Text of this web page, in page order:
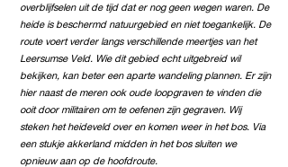
overblijfselen uit de tijd dat er nog geen wegen waren. De
heide is beschermd natuurgebied en niet toegankelijk. De
route voert verder langs verschillende meertjes van het
Leersumse Veld. Wie dit gebied echt uitgebreid wil
bekijken, kan beter een aparte wandeling plannen. Er zijn
hier naast de meren ook oude loopgraven te vinden die
ooit door militairen om te oefenen zijn gegraven. Wij
steken het heideveld over en komen weer in het bos. Via
een stukje akkerland midden in het bos sluiten we
opnieuw aan op de hoofdroute.